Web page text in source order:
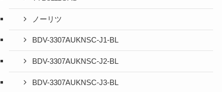
ノーリツ
BDV-3307AUKNSC-J1-BL
BDV-3307AUKNSC-J2-BL
BDV-3307AUKNSC-J3-BL